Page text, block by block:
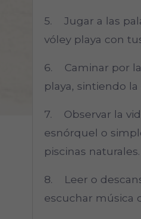
5. Jugar a las
vóley playa con
6. Caminar por la
playa, sintiendo
7. Observar la
esnórquel o
piscinas naturales.
8. Leer o
escuchar música